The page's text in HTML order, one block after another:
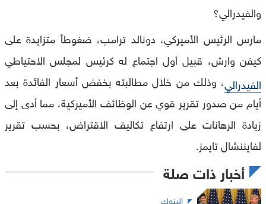
والفيدرالي؟
مارس الرئيس الأميركي، دونالد ترامب، ضغوطاً متزايدة على
كيفن وارش، قبيل أول اجتماع له كرئيس لمجلس الاحتياطي
الفيدرالي، وذلك من خلال مطالبته بخفض أسعار الفائدة بعد
أيام من صدور تقرير قوي عن الوظائف الأميركية، مما أدى إلى
زيادة الرهانات على ارتفاع تكاليف الاقتراض، بحسب تقرير
لفايننشال تايمز.
أخبار ذات صلة
البنوك